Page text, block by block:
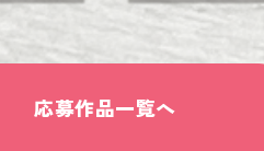
応募作品一覧へ